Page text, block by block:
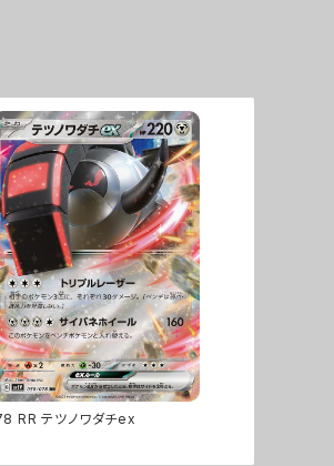
RR テツノワダチex